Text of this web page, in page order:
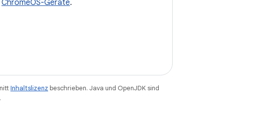
ChromeOS-Geräte.
Inhaltslizenz beschrieben. Java und OpenJDK sind